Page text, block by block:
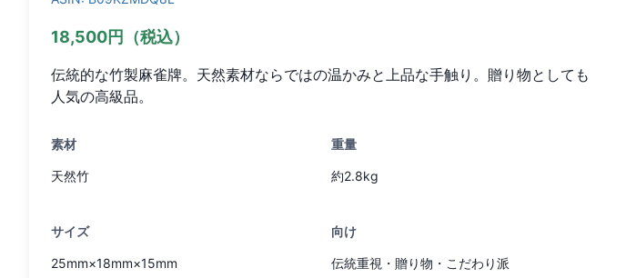
18,500円（税込）
伝統的な竹製麻雀牌。天然素材ならではの温かみと上品な手触り。贈り物としても
人気の高級品。
素材
天然竹
重量
約2.8kg
サイズ
25mm×18mm×15mm
向け
伝統重視・贈り物・こだわり派